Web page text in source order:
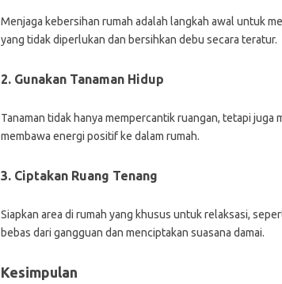
Menjaga kebersihan rumah adalah langkah awal untuk
yang tidak diperlukan dan bersihkan debu secara teratur.
2. Gunakan Tanaman Hidup
Tanaman tidak hanya mempercantik ruangan, tetapi juga
membawa energi positif ke dalam rumah.
3. Ciptakan Ruang Tenang
Siapkan area di rumah yang khusus untuk relaksasi,
bebas dari gangguan dan menciptakan suasana damai.
Kesimpulan